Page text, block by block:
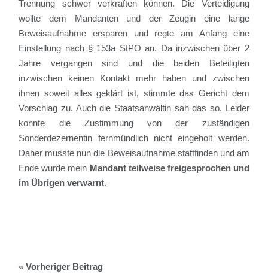
Trennung schwer verkraften können. Die Verteidigung
wollte dem Mandanten und der Zeugin eine lange
Beweisaufnahme ersparen und regte am Anfang eine
Einstellung nach § 153a StPO an. Da inzwischen über 2
Jahre vergangen sind und die beiden Beteiligten
inzwischen keinen Kontakt mehr haben und zwischen
ihnen soweit alles geklärt ist, stimmte das Gericht dem
Vorschlag zu. Auch die Staatsanwältin sah das so. Leider
konnte die Zustimmung von der zuständigen
Sonderdezernentin fernmündlich nicht eingeholt werden.
Daher musste nun die Beweisaufnahme stattfinden und am
Ende wurde mein Mandant teilweise freigesprochen und
im Übrigen verwarnt.